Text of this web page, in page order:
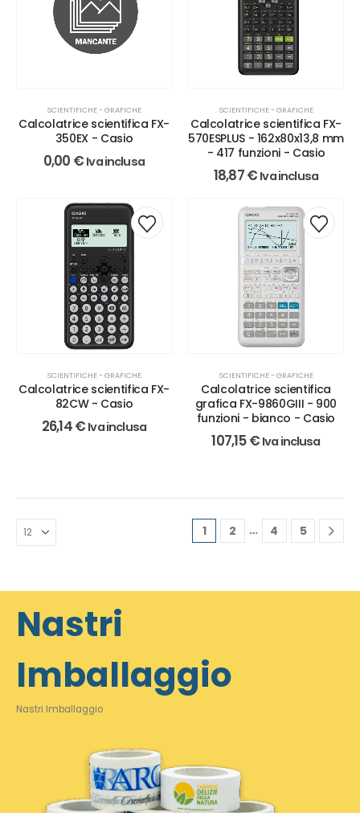
SCIENTIFICHE - GRAFICHE
Calcolatrice scientifica FX-
350EX - Casio
0,00 € Iva inclusa
SCIENTIFICHE - GRAFICHE
Calcolatrice scientifica FX-
570ESPLUS - 162x80x13,8 mm
- 417 funzioni - Casio
18,87€ Iva inclusa
SCIENTIFICHE - GRAFICHE
Calcolatrice scientifica FX-
82CW - Casio
26,14€ Iva inclusa
SCIENTIFICHE - GRAFICHE
Calcolatrice scientifica
grafica FX-9860GIII - 900
funzioni - bianco - Casio
107,15€ Iva inclusa
1 2 … 4 5
Nastri
Imballaggio
Nastri Imballaggio